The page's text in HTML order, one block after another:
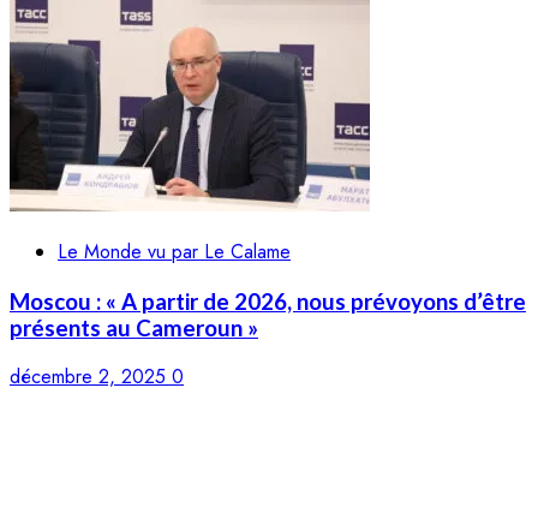
Le Monde vu par Le Calame
Moscou : « A partir de 2026, nous prévoyons d’être
présents au Cameroun »
décembre 2, 2025 0